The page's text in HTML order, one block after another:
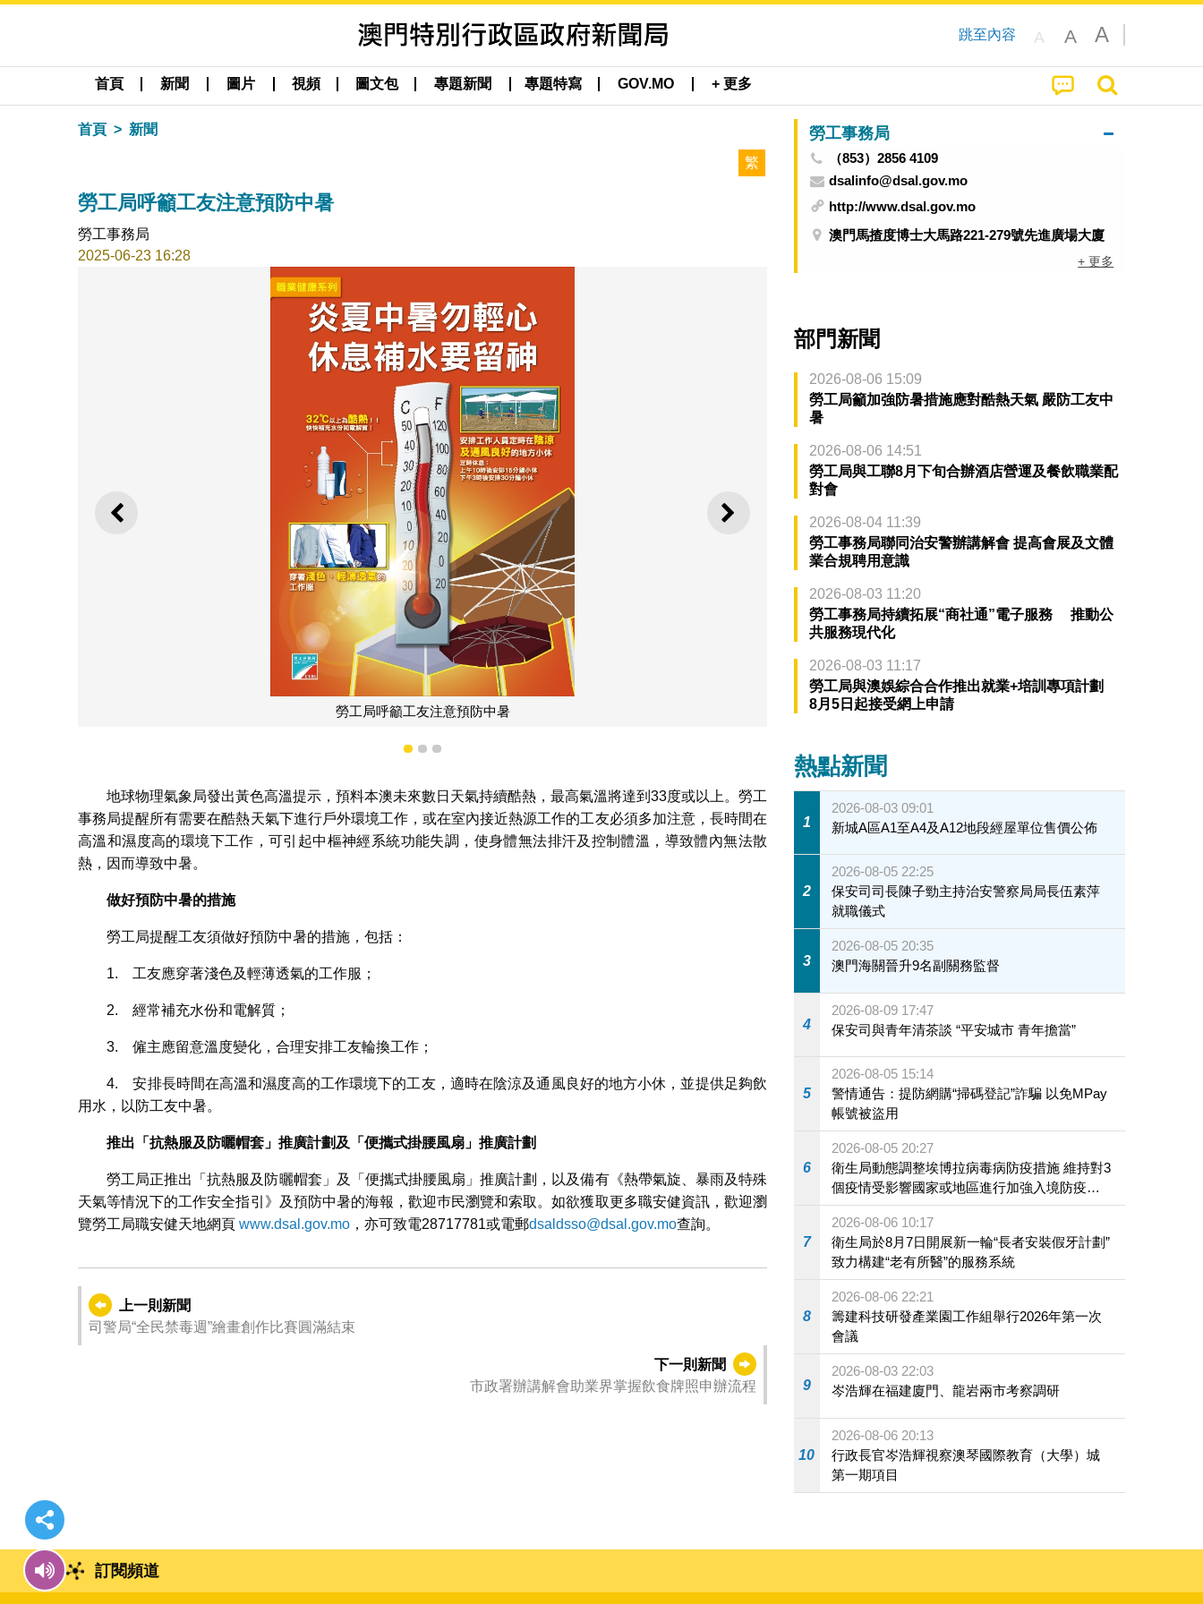
跳至內容 A A A
首頁 新聞 圖片 視頻 圖文包 專題新聞 專題特寫 GOV.MO + 更多
首頁 新聞
繁
勞工局呼籲工友注意預防中暑
勞工事務局
2025-06-23 16:28
上一則 下一則
勞工局呼籲工友注意預防中暑
1 2 3
地球物理氣象局發出黃色高溫提示，預料本澳未來數日天氣持續酷熱，最高氣溫將達到33度或以上。勞工
事務局提醒所有需要在酷熱天氣下進行戶外環境工作，或在室內接近熱源工作的工友必須多加注意，長時間在
高溫和濕度高的環境下工作，可引起中樞神經系統功能失調，使身體無法排汗及控制體溫，導致體內無法散
熱，因而導致中暑。
做好預防中暑的措施
勞工局提醒工友須做好預防中暑的措施，包括：
1. 工友應穿著淺色及輕薄透氣的工作服；
2. 經常補充水份和電解質；
3. 僱主應留意溫度變化，合理安排工友輪換工作；
4. 安排長時間在高溫和濕度高的工作環境下的工友，適時在陰涼及通風良好的地方小休，並提供足夠飲
用水，以防工友中暑。
推出「抗熱服及防曬帽套」推廣計劃及「便攜式掛腰風扇」推廣計劃
勞工局正推出「抗熱服及防曬帽套」及「便攜式掛腰風扇」推廣計劃，以及備有《熱帶氣旋、暴雨及特殊
天氣等情況下的工作安全指引》及預防中暑的海報，歡迎巿民瀏覽和索取。如欲獲取更多職安健資訊，歡迎瀏
覽勞工局職安健天地網頁 www.dsal.gov.mo ，亦可致電28717781或電郵dsaldsso@dsal.gov.mo查詢。
上一則新聞
司警局“全民禁毒週”繪畫創作比賽圓滿結束
下一則新聞
市政署辦講解會助業界掌握飲食牌照申辦流程
勞工事務局
（853）2856 4109
dsalinfo@dsal.gov.mo
http://www.dsal.gov.mo
澳門馬揸度博士大馬路221-279號先進廣場大廈
+ 更多
部門新聞
2026-08-06 15:09
勞工局籲加強防暑措施應對酷熱天氣 嚴防工友中
暑
2026-08-06 14:51
勞工局與工聯8月下旬合辦酒店營運及餐飲職業配
對會
2026-08-04 11:39
勞工事務局聯同治安警辦講解會 提高會展及文體
業合規聘用意識
2026-08-03 11:20
勞工事務局持續拓展“商社通”電子服務 推動公
共服務現代化
2026-08-03 11:17
勞工局與澳娛綜合合作推出就業+培訓專項計劃
8月5日起接受網上申請
熱點新聞
1
2026-08-03 09:01
新城A區A1至A4及A12地段經屋單位售價公佈
2
2026-08-05 22:25
保安司司長陳子勁主持治安警察局局長伍素萍
就職儀式
3
2026-08-05 20:35
澳門海關晉升9名副關務監督
4
2026-08-09 17:47
保安司與青年清茶談 “平安城市 青年擔當”
5
2026-08-05 15:14
警情通告：提防網購“掃碼登記”詐騙 以免MPay
帳號被盜用
6
2026-08-05 20:27
衛生局動態調整埃博拉病毒病防疫措施 維持對3
個疫情受影響國家或地區進行加強入境防疫措
施
7
2026-08-06 10:17
衛生局於8月7日開展新一輪“長者安裝假牙計劃”
致力構建“老有所醫”的服務系統
8
2026-08-06 22:21
籌建科技研發產業園工作組舉行2026年第一次
會議
9
2026-08-03 22:03
岑浩輝在福建廈門、龍岩兩市考察調研
10
2026-08-06 20:13
行政長官岑浩輝視察澳琴國際教育（大學）城
第一期項目
訂閱頻道